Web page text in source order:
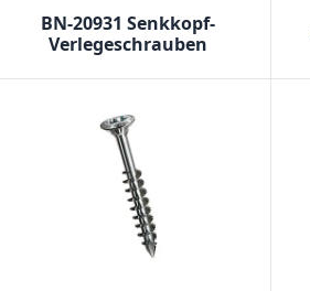
BN-20931 Senkkopf-
Verlegeschrauben